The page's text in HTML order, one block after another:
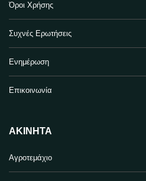
Όροι Χρήσης
Συχνές Ερωτήσεις
Ενημέρωση
Επικοινωνία
ΑΚΊΝΗΤΑ
Αγροτεμάχιο